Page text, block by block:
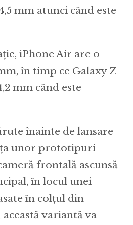
mm atunci când este
iPhone Air are o
în timp ce Galaxy Z
mm când este
înainte de lansare
unor prototipuri
frontală ascunsă
în locul unei
în colțul din
această variantă va